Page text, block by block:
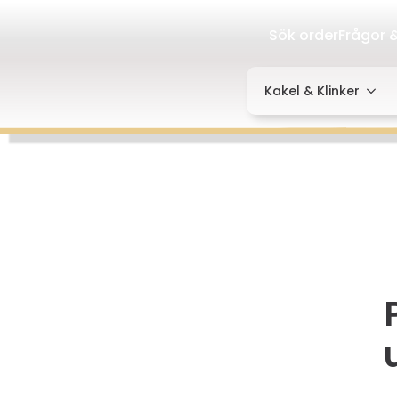
Sök orderFrågor
Kakel & Klinker